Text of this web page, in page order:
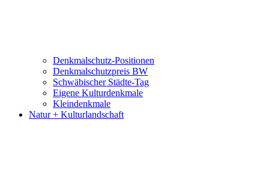
Denkmalschutz-Positionen
Denkmalschutzpreis BW
Schwäbischer Städte-Tag
Eigene Kulturdenkmale
Kleindenkmale
Natur + Kulturlandschaft